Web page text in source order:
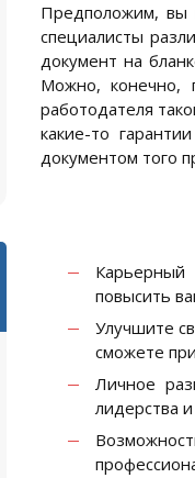
Предположим, вы
специалисты
документ на
Можно, конечно,
работодателя
какие-то
документом того
Карьерный
повысить
Улучшите
сможете
Личное
лидерства